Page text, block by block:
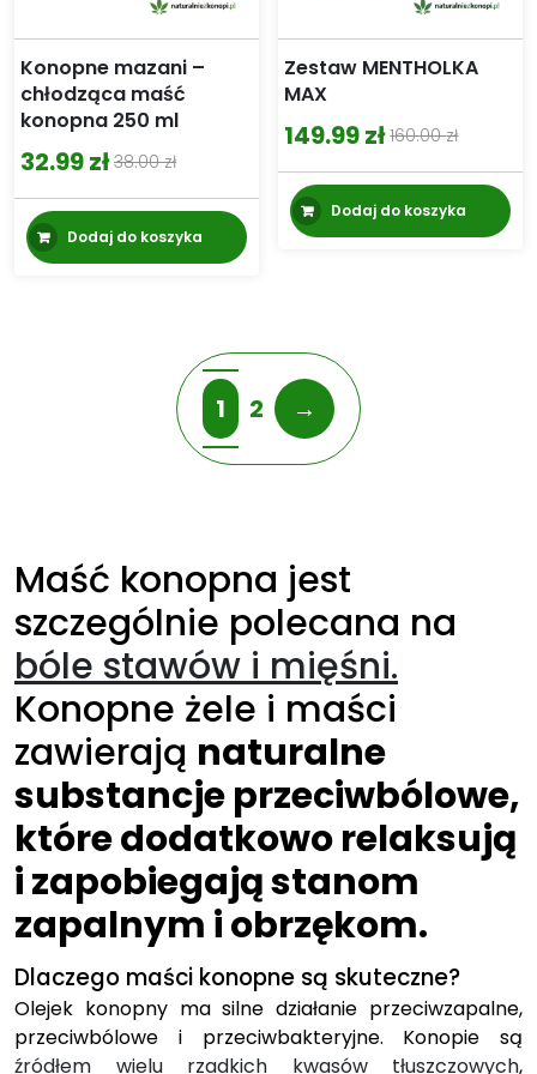
Konopne mazani –
chłodząca maść
konopna 250 ml
38.00zł
Pierwotna
cena
wynosiła:
32.99zł
Aktualna
cena
wynosi:Dodaj do koszyka
Zestaw MENTHOLKA
MAX
160.00zł
Pierwotna
cena
wynosiła:
149.99zł
Aktualna
cena
wynosi:Dodaj do koszyka
1 2 →
Maść konopna jest
szczególnie polecana na
bóle stawów i mięśni.
Konopne żele i maści
zawierają naturalne
substancje przeciwbólowe,
które dodatkowo relaksują
i zapobiegają stanom
zapalnym i obrzękom.
Dlaczego maści konopne są skuteczne?
Olejek konopny ma silne działanie przeciwzapalne,
przeciwbólowe i przeciwbakteryjne. Konopie są
źródłem wielu rzadkich kwasów tłuszczowych,